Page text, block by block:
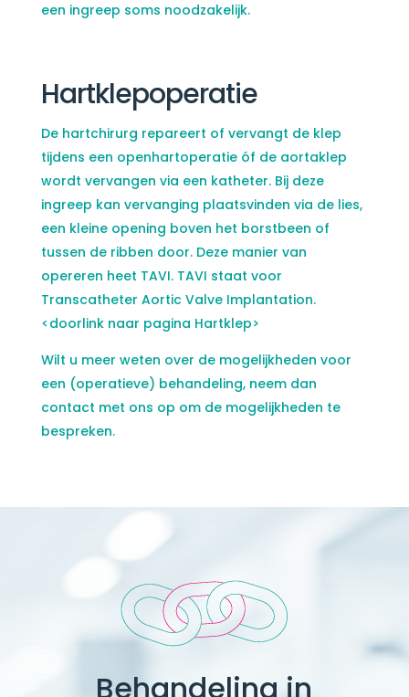
een ingreep soms noodzakelijk.
Hartklepoperatie
De hartchirurg repareert of vervangt de klep
tijdens een openhartoperatie óf de aortaklep
wordt vervangen via een katheter. Bij deze
ingreep kan vervanging plaatsvinden via de lies,
een kleine opening boven het borstbeen of
tussen de ribben door. Deze manier van
opereren heet TAVI. TAVI staat voor
Transcatheter Aortic Valve Implantation.
<doorlink naar pagina Hartklep>
Wilt u meer weten over de mogelijkheden voor
een (operatieve) behandeling, neem dan
contact met ons op om de mogelijkheden te
bespreken.
Behandeling in